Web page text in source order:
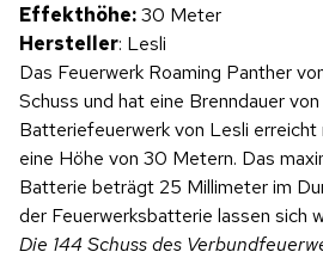
Effekthöhe:30 Meter
Hersteller: Lesli
Das Feuerwerk Roaming Panther
Schuss und hat eine Brenndauer
Batteriefeuerwerk von Lesli
eine Höhe von 30 Metern. Das
Batterie beträgt 25 Millimeter im
der Feuerwerksbatterie lassen sich
Die 144 Schuss des